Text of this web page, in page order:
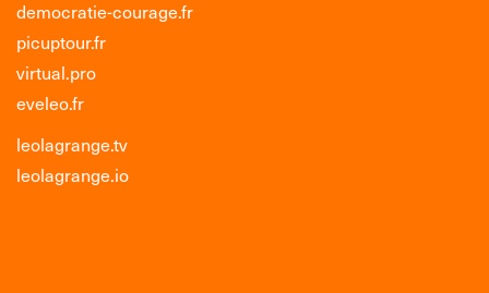
democratie-courage.fr
picuptour.fr
virtual.pro
eveleo.fr
leolagrange.tv
leolagrange.io